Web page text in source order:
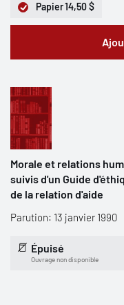
Papier14,50 $
Morale et relations
suivis d'un Guide
de la relation d'aide
Parution: 13 janvier 1990
Épuisé
Ouvrage non disponible